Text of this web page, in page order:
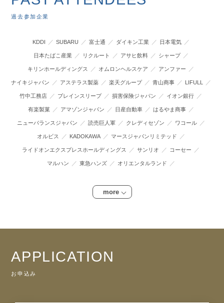
過去参加企業
KDDI SUBARU 富士通 ダイキン工業 日本電気
日本たばこ産業 リクルート アサヒ飲料 シャープ
キリンホールディングス オムロンヘルスケア アンファー
ナイキジャパン アステラス製薬 楽天グループ 青山商事 LIFULL
竹中工務店 ブレインスリープ 損害保険ジャパン イオン銀行
有楽製菓 アマゾンジャパン 日産自動車 はるやま商事
ニューバランスジャパン 読売巨人軍 クレディセゾン ワコール
オルビス KADOKAWA マースジャパンリミテッド
ライドオンエクスプレスホールディングス サンリオ コーセー
マルハン 東急ハンズ オリエンタルランド
more
APPLICATION
お申込み